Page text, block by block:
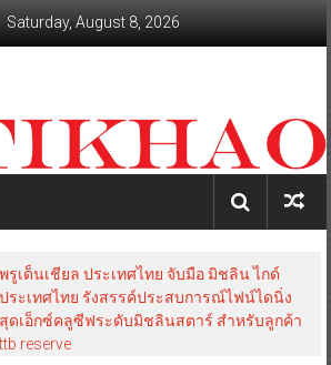
Saturday, August 8, 2026
พรูเด็นเชียล ประเทศไทย จับมือ มิชลิน ไกด์
ประเทศไทย รังสรรค์ประสบการณ์ไฟน์ไดนิ่ง
สุดเอ็กซ์คลูซีฟระดับมิชลินสตาร์ สำหรับลูกค้า
reserve